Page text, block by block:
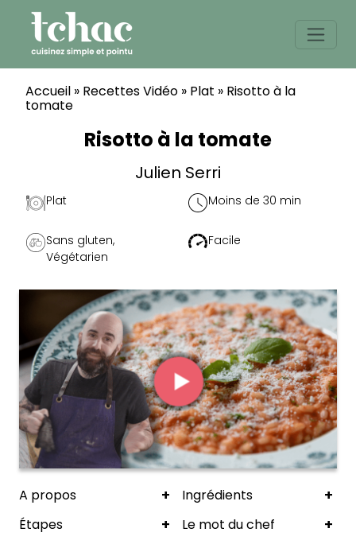
content
Accueil » Recettes Vidéo » Plat » Risotto à la
tomate
Risotto à la tomate
Julien Serri
Plat Moins de 30 min
Sans gluten,
Végétarien
Facile
A propos + Ingrédients +
Étapes + Le mot du chef +